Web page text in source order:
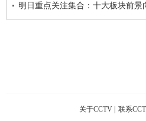
明日重点关注集合：十大板块前景
关于CCTV 联系